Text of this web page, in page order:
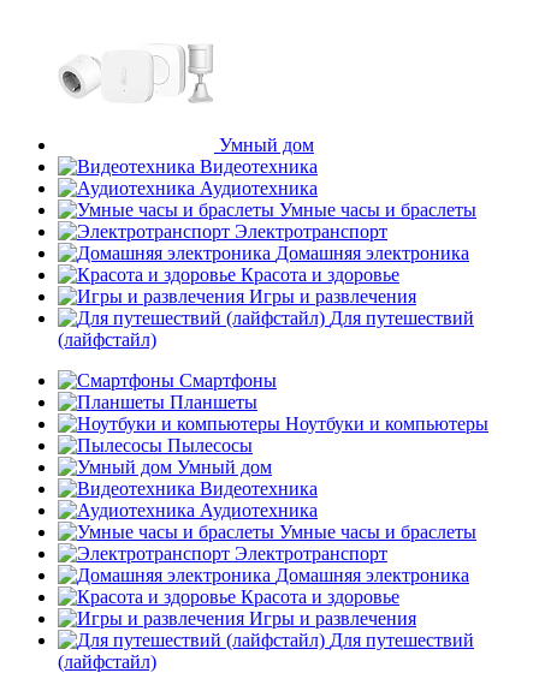
Умный дом
Видеотехника
Аудиотехника
Умные часы и браслеты
Электротранспорт
Домашняя электроника
Красота и здоровье
Игры и развлечения
Для путешествий
(лайфстайл)
Смартфоны
Планшеты
Ноутбуки и компьютеры
Пылесосы
Умный дом
Видеотехника
Аудиотехника
Умные часы и браслеты
Электротранспорт
Домашняя электроника
Красота и здоровье
Игры и развлечения
Для путешествий
(лайфстайл)